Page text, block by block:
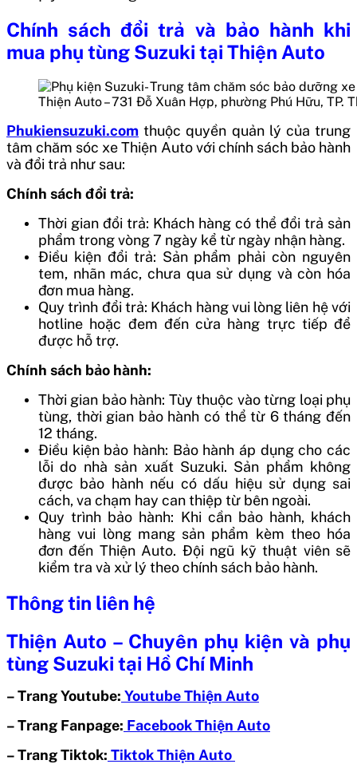
Chính sách đổi trả và bảo hành khi
mua phụ tùng Suzuki tại Thiện Auto
Thiện Auto – 731 Đỗ Xuân Hợp, phường Phú Hữu, TP.
Phukiensuzuki.com thuộc quyền quản lý của trung
tâm chăm sóc xe Thiện Auto với chính sách bảo hành
và đổi trả như sau:
Chính sách đổi trả:
Thời gian đổi trả: Khách hàng có thể đổi trả sản
phẩm trong vòng 7 ngày kể từ ngày nhận hàng.
Điều kiện đổi trả: Sản phẩm phải còn nguyên
tem, nhãn mác, chưa qua sử dụng và còn hóa
đơn mua hàng.
Quy trình đổi trả: Khách hàng vui lòng liên hệ với
hotline hoặc đem đến cửa hàng trực tiếp để
được hỗ trợ.
Chính sách bảo hành:
Thời gian bảo hành: Tùy thuộc vào từng loại phụ
tùng, thời gian bảo hành có thể từ 6 tháng đến
12 tháng.
Điều kiện bảo hành: Bảo hành áp dụng cho các
lỗi do nhà sản xuất Suzuki. Sản phẩm không
được bảo hành nếu có dấu hiệu sử dụng sai
cách, va chạm hay can thiệp từ bên ngoài.
Quy trình bảo hành: Khi cần bảo hành, khách
hàng vui lòng mang sản phẩm kèm theo hóa
đơn đến Thiện Auto. Đội ngũ kỹ thuật viên sẽ
kiểm tra và xử lý theo chính sách bảo hành.
Thông tin liên hệ
Thiện Auto – Chuyên phụ kiện và phụ
tùng Suzuki tại Hồ Chí Minh
– Trang Youtube: Youtube Thiện Auto
– Trang Fanpage: Facebook Thiện Auto
– Trang Tiktok: Tiktok Thiện Auto